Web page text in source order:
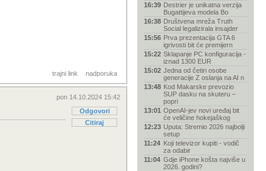
trajni link nadporuka
pon 14.10.2024 15:42
Odgovori
Citiraj
16:39 Destrier je unikatna verzija
Bugattijeva modela Bo
16:38 Društvena mreža Truth
Social legalizirala insajder
15:56 Prva prezentacija GTA 6
igrivosti bit će premijern
15:22 Sklapanje PC konfiguracija -
iznad 1300 EUR
15:02 Jedna od četiri osobe
generacije Z oslanja na AI n
13:48 Kod Makarske prevozio
SUP dasku na skuteru –
popri
13:01 OpenAI-jev novi uređaj bit
će veličine hokejaškog
12:23 Uputa: Stremio 2026 najbolji
setup
11:24 Koji televizor kupiti - vodič
za odabir
11:04 Gdje iPhone košta najviše u
2026. godini?